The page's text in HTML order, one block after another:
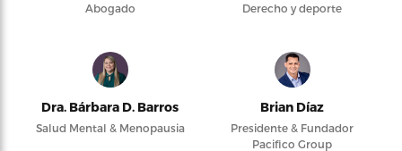
Abogado Derecho y deporte
Dra. Bárbara D. Barros
Salud Mental & Menopausia
Brian Díaz
Presidente & Fundador
Pacifico Group